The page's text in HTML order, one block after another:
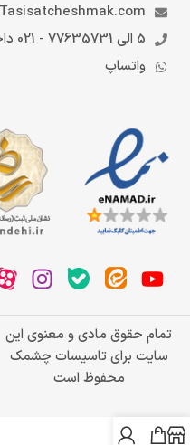
5 الی 77635731 - 021 داخلی 6
واتساپ
تمام حقوق مادی و معنوی این
سایت برای تاسیسات چشمک
محفوظ است